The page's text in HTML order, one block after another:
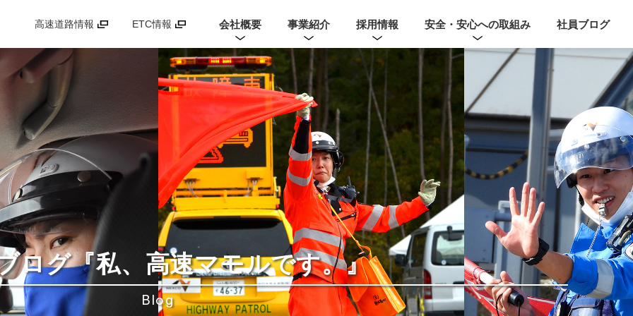
高速道路情報 ETC情報 会社概要 事業紹介 採用情報 安全・安心への取組み 社員ブログ
ログ『私、高速マモルです。』
Blog